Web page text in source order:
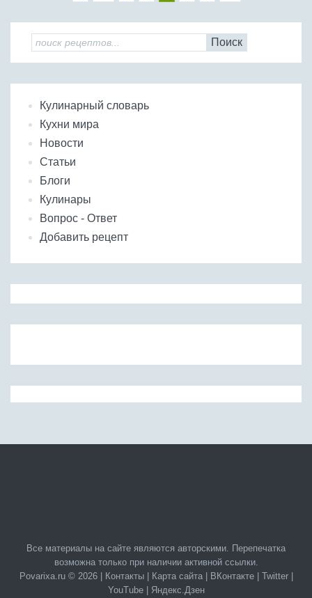
Поиск
Кулинарный словарь
Кухни мира
Новости
Статьи
Блоги
Кулинары
Вопрос - Ответ
Добавить рецепт
Все материалы на сайте являются авторскими. Перепечатка
возможна только при наличии активной ссылки.
Povarixa.ru © 2026 |
Контакты| Карта сайта| ВКонтакте| Twitter|
YouTube| Яндекс.Дзен